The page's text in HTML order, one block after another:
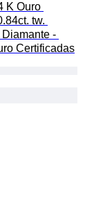
K Ouro
tw.
-
Certificadas